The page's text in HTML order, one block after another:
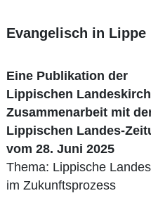
Evangelisch in Lippe
Eine Publikation der
Lippischen
Zusammenarbeit mit
Lippischen Landes-
vom 28. Juni 2025
Thema: Lippische
im Zukunftsprozess